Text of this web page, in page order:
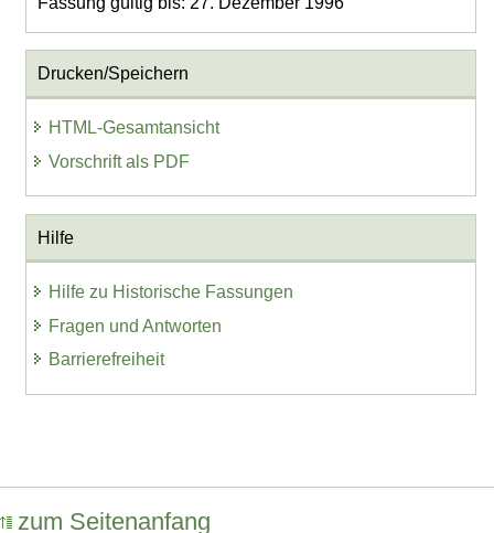
Drucken/Speichern
HTML-Gesamtansicht
Vorschrift als PDF
Hilfe
Hilfe zu Historische Fassungen
Fragen und Antworten
Barrierefreiheit
zum Seitenanfang